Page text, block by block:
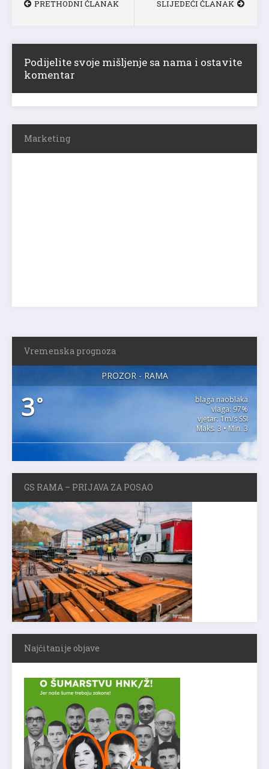
PRETHODNI ČLANAK SLIJEDEĆI ČLANAK
Podijelite svoje mišljenje sa nama i ostavite
komentar
Marketing
Vremenska prognoza
PROZOR - RAMA
3°
blaga naoblaka
vlaga: 97%
vjetar: 1m/s SSI
Maks. 3 • Min. 3
GS RAMA – PRIJAVA ZA POSAO
Najčitanije objave